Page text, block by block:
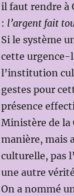
il faut rendre à
: l’argent fait
Si le système
cette urgence-
l’institution
gestes pour
présence
Ministère de la
manière, mais
culturelle, pas
une autre
On a nommé